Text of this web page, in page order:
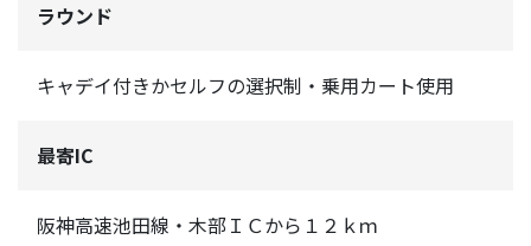
ラウンド
キャデイ付きかセルフの選択制・乗用カート使用
最寄IC
阪神高速池田線・木部ＩＣから１２ｋｍ